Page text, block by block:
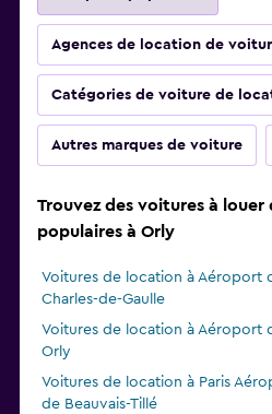
Agences de location de
Catégories de voiture de
Autres marques de voiture
Trouvez des voitures à louer
populaires à Orly
Voitures de location à Aéroport
Charles-de-Gaulle
Voitures de location à Aéroport
Orly
Voitures de location à Paris
de Beauvais-Tillé